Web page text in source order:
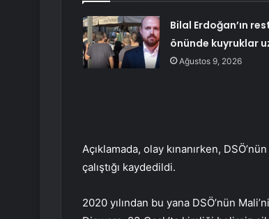
Bilal Erdoğan’ın
önünde kuyruklar
Ağustos 9, 2026
Açıklamada, olay kınanırken,
çalıştığı kaydedildi.
2020 yılından bu yana DSÖ’nün